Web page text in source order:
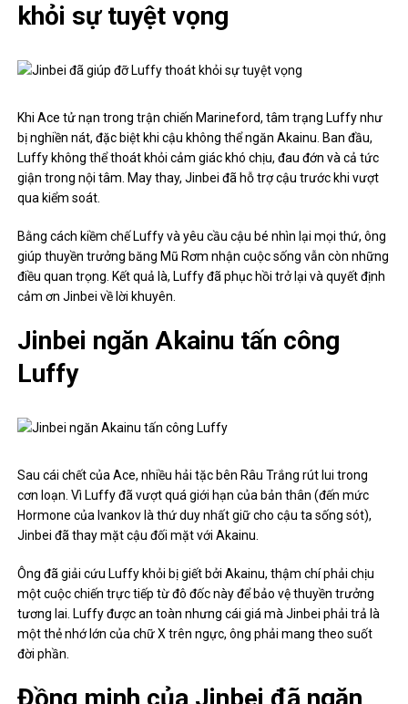
khỏi sự tuyệt vọng
Khi Ace tử nạn trong trận chiến Marineford, tâm trạng Luffy như
bị nghiền nát, đặc biệt khi cậu không thể ngăn Akainu. Ban đầu,
Luffy không thể thoát khỏi cảm giác khó chịu, đau đớn và cả tức
giận trong nội tâm. May thay, Jinbei đã hỗ trợ cậu trước khi vượt
qua kiểm soát.
Bằng cách kiềm chế Luffy và yêu cầu cậu bé nhìn lại mọi thứ, ông
giúp thuyền trưởng băng Mũ Rơm nhận cuộc sống vẫn còn những
điều quan trọng. Kết quả là, Luffy đã phục hồi trở lại và quyết định
cảm ơn Jinbei về lời khuyên.
Jinbei ngăn Akainu tấn công
Luffy
Sau cái chết của Ace, nhiều hải tặc bên Râu Trắng rút lui trong
cơn loạn. Vì Luffy đã vượt quá giới hạn của bản thân (đến mức
Hormone của Ivankov là thứ duy nhất giữ cho cậu ta sống sót),
Jinbei đã thay mặt cậu đối mặt với Akainu.
Ông đã giải cứu Luffy khỏi bị giết bởi Akainu, thậm chí phải chịu
một cuộc chiến trực tiếp từ đô đốc này để bảo vệ thuyền trưởng
tương lai. Luffy được an toàn nhưng cái giá mà Jinbei phải trả là
một thẻ nhớ lớn của chữ X trên ngực, ông phải mang theo suốt
đời phần.